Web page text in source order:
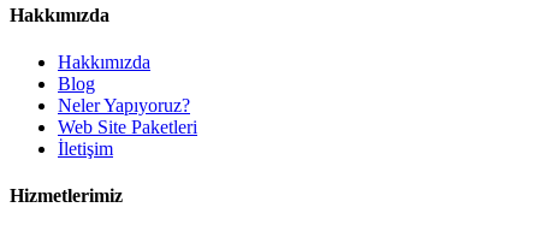
Hakkımızda
Hakkımızda
Blog
Neler Yapıyoruz?
Web Site Paketleri
İletişim
Hizmetlerimiz